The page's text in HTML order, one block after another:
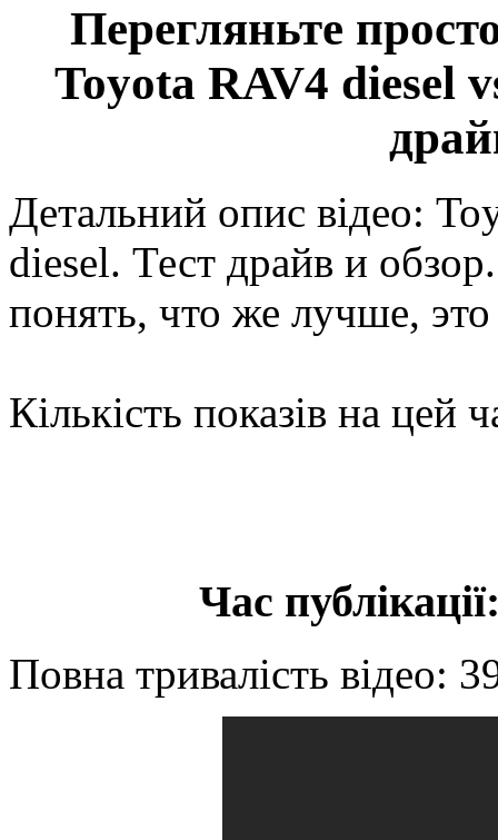
Перегляньте
Toyota RAV4 diesel
Детальний опис відео:
diesel. Тест драйв и
понять, что же лучше,
Кількість показів на цей
Час
Повна тривалість відео: